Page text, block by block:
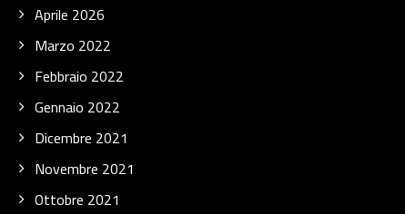
Aprile 2026
Marzo 2022
Febbraio 2022
Gennaio 2022
Dicembre 2021
Novembre 2021
Ottobre 2021